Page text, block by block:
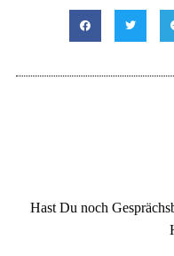
Hast Du noch